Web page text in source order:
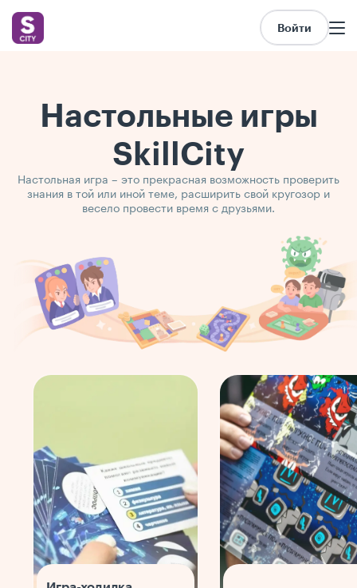
Войти
Настольные игры
SkillCity
Настольная игра – это прекрасная возможность проверить
знания в той или иной теме, расширить свой кругозор и
весело провести время с друзьями.